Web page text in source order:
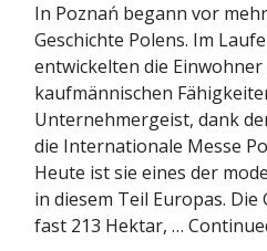
In Poznań begann vor
Geschichte Polens. Im
entwickelten die
kaufmännischen
Unternehmergeist, dank
die Internationale Messe
Heute ist sie eines der
in diesem Teil Europas.
fast 213 Hektar, …